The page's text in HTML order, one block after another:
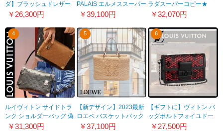
ダ】ブラッシュドレザー
ショルダーバッグ コピー
￥26,300円
PALAIS エルメススーパー
コピー2020 SAC de
1106b214
￥39,100円
ラダスーパーコピー★
VIT.DAINO ハンドバッグ
￥32,070円
4
ルイヴィトン サイドトラ
ンク ショルダーバッグ 偽
物 2色 M21709
￥31,300円
5
【新デザイン】2023最新
ロエベ バスケットバック
偽物（シアリング
￥37,100円
6
【ギフトに】ヴィトン バ
ッグポルトフォイユドー
フィーヌチェーン 偽物
￥27,500円